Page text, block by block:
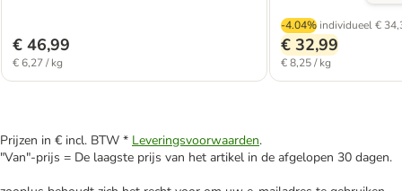
€ 46,99
€ 6,27 / kg
-4.04% individueel €
€ 32,99
€ 8,25 / kg
Prijzen in € incl. BTW * Leveringsvoorwaarden.
"Van"-prijs = De laagste prijs van het artikel in de afgelopen 30 dagen.